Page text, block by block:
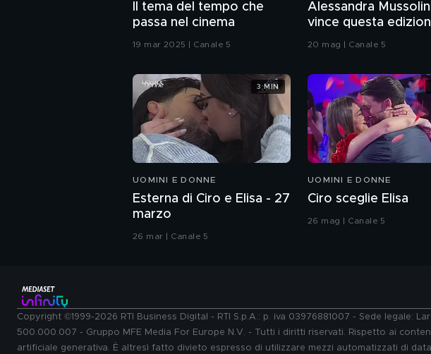
Il tema del tempo che
passa nel cinema
19 mar 2025 | Canale 5
Alessandra
vince questa
Grande Fratello VIP
20 mag | Canale 5
UOMINI E DONNE
Esterna di Ciro e Elisa - 27
marzo
26 mar | Canale 5
3 MIN
UOMINI E DONNE
Ciro sceglie Elisa
26 mag | Canale 5
Copyright ©1999-2026 RTI Business Digital - RTI S.p.A.: p. iva 03976881007 - Sede legale:
500.000.007 - Gruppo MFE Media For Europe N.V. - Tutti i diritti riservati. Rispetto ai
artificiale generativa. È altresì fatto divieto espresso di utilizzare mezzi automatizzati di